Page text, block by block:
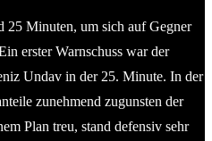
Minuten, um sich auf Gegner
erster Warnschuss war der
Undav in der 25. Minute. In der
zunehmend zugunsten der
Plan treu, stand defensiv sehr